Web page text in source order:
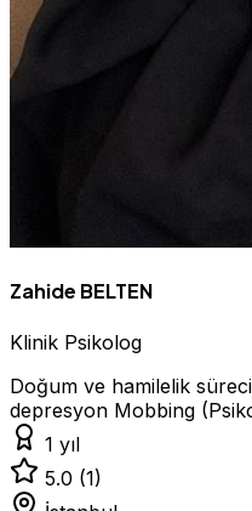
Zahide BELTEN
Klinik Psikolog
Doğum ve hamilelik
depresyon Mobbing
1 yıl
5.0 (1)